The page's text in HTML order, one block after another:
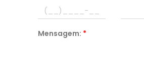
Mensagem: *